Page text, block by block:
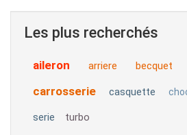
Les plus recherchés
aileron arriere becquet
carrosserie casquette
serie turbo